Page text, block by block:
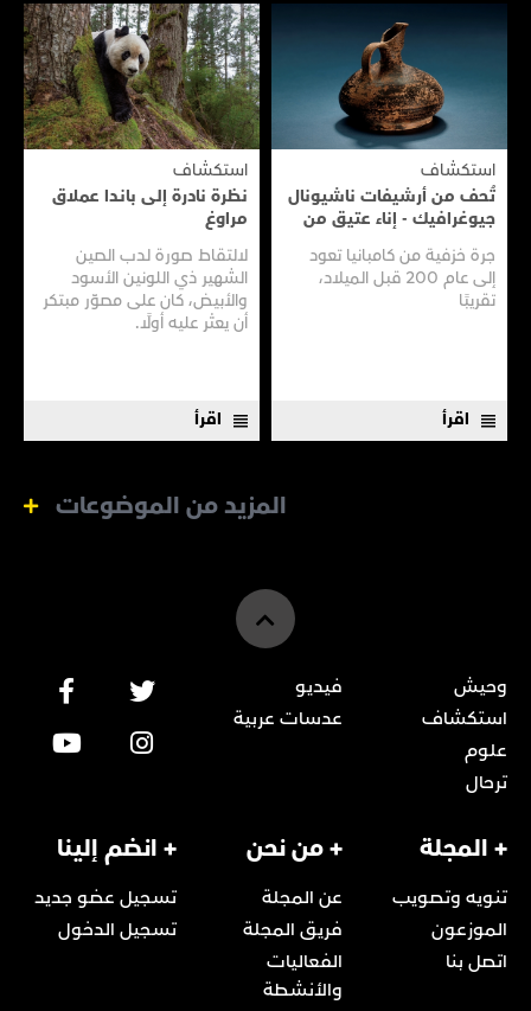
استكشاف
تُحف من أرشيفات ناشيونال
جيوغرافيك - إناء عتيق من
سفينـة عتيقـة
جرة خزفية من كامبانيا تعود
إلى عام 200 قبل الميلاد،
تقريبًا
اقرأ
استكشاف
نظرة نادرة إلى بانـدا عملاق
مراوغ
لالتقاط صورة لدب الصين
الشهير ذي اللونين الأسود
والأبيض، كان على مصوّر مبتكر
أن يعثر عليه أولًا.
اقرأ
المزيد من الموضوعات
وحيش
استكشاف
علوم
ترحال
فيديو
عدسات عربية
+ المجلة
تنويه وتصويب
الموزعون
اتصل بنا
+ من نحن
عن المجلة
فريق المجلة
الفعاليات
والأنشطة
+ انضم إلينا
تسجيل عضو جديد
تسجيل الدخول